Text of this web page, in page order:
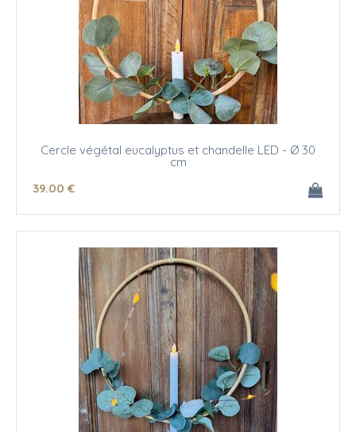
Cercle végétal eucalyptus et chandelle LED - Ø 30
cm
39.00 €